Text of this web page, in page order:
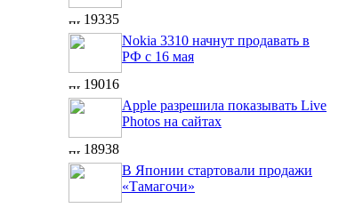
19335
Nokia 3310 начнут продавать в
РФ с 16 мая
19016
Apple разрешила показывать Live
Photos на сайтах
18938
В Японии стартовали продажи
«Тамагочи»